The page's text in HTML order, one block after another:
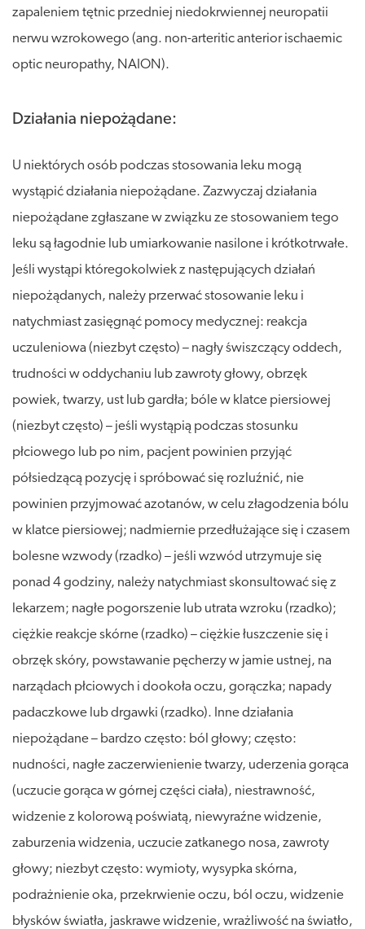
zapaleniem tętnic przedniej niedokrwiennej neuropatii
nerwu wzrokowego (ang. non-arteritic anterior ischaemic
optic neuropathy, NAION).
Działania niepożądane:
U niektórych osób podczas stosowania leku mogą
wystąpić działania niepożądane. Zazwyczaj działania
niepożądane zgłaszane w związku ze stosowaniem tego
leku są łagodnie lub umiarkowanie nasilone i krótkotrwałe.
Jeśli wystąpi któregokolwiek z następujących działań
niepożądanych, należy przerwać stosowanie leku i
natychmiast zasięgnąć pomocy medycznej: reakcja
uczuleniowa (niezbyt często) – nagły świszczący oddech,
trudności w oddychaniu lub zawroty głowy, obrzęk
powiek, twarzy, ust lub gardła; bóle w klatce piersiowej
(niezbyt często) – jeśli wystąpią podczas stosunku
płciowego lub po nim, pacjent powinien przyjąć
półsiedzącą pozycję i spróbować się rozluźnić, nie
powinien przyjmować azotanów, w celu złagodzenia bólu
w klatce piersiowej; nadmiernie przedłużające się i czasem
bolesne wzwody (rzadko) – jeśli wzwód utrzymuje się
ponad 4 godziny, należy natychmiast skonsultować się z
lekarzem; nagłe pogorszenie lub utrata wzroku (rzadko);
ciężkie reakcje skórne (rzadko) – ciężkie łuszczenie się i
obrzęk skóry, powstawanie pęcherzy w jamie ustnej, na
narządach płciowych i dookoła oczu, gorączka; napady
padaczkowe lub drgawki (rzadko). Inne działania
niepożądane – bardzo często: ból głowy; często:
nudności, nagłe zaczerwienienie twarzy, uderzenia gorąca
(uczucie gorąca w górnej części ciała), niestrawność,
widzenie z kolorową poświatą, niewyraźne widzenie,
zaburzenia widzenia, uczucie zatkanego nosa, zawroty
głowy; niezbyt często: wymioty, wysypka skórna,
podrażnienie oka, przekrwienie oczu, ból oczu, widzenie
błysków światła, jaskrawe widzenie, wrażliwość na światło,